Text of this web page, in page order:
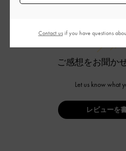
カスタマー
ご感想をお聞か
Let us know what
レビューを
Contact usif you have questions